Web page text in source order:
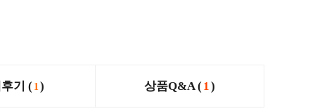
기 ( 1) 상품Q&A (1)